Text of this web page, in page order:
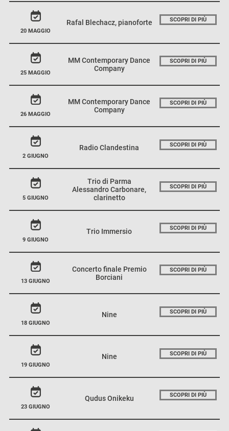
20 MAGGIO
Rafal Blechacz, pianoforte SCOPRI DI PIÙ
25 MAGGIO
MM Contemporary Dance
Company
SCOPRI DI PIÙ
26 MAGGIO
MM Contemporary Dance
Company
SCOPRI DI PIÙ
2 GIUGNO
Radio Clandestina SCOPRI DI PIÙ
5 GIUGNO
Trio di Parma
Alessandro Carbonare,
clarinetto
SCOPRI DI PIÙ
9 GIUGNO
Trio Immersio SCOPRI DI PIÙ
13 GIUGNO
Concerto finale Premio
Borciani
SCOPRI DI PIÙ
18 GIUGNO
Nine SCOPRI DI PIÙ
19 GIUGNO
Nine SCOPRI DI PIÙ
23 GIUGNO
Qudus Onikeku SCOPRI DI PIÙ